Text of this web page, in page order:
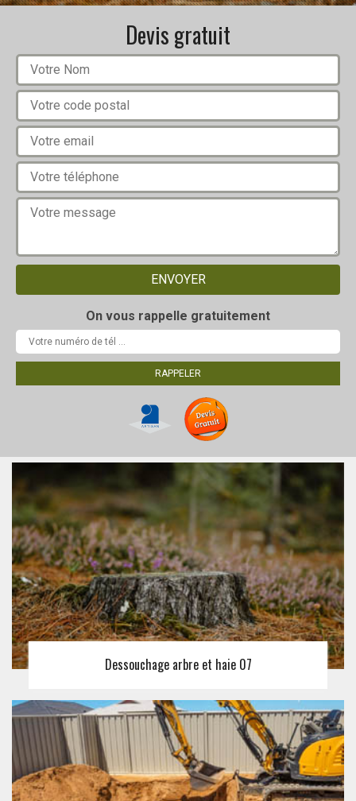
Devis gratuit
On vous rappelle gratuitement
Dessouchage arbre et haie 07